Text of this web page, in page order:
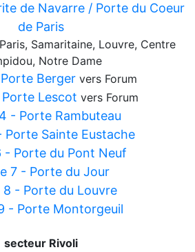
de Navarre / Porte du Coeur
de Paris
Samaritaine, Louvre, Centre
Notre Dame
Bergervers Forum
Lescot vers Forum
- Porte Rambuteau
Porte Sainte Eustache
- Porte du Pont Neuf
7 - Porte du Jour
8 - Porte du Louvre
- Porte Montorgeuil
secteur Rivoli